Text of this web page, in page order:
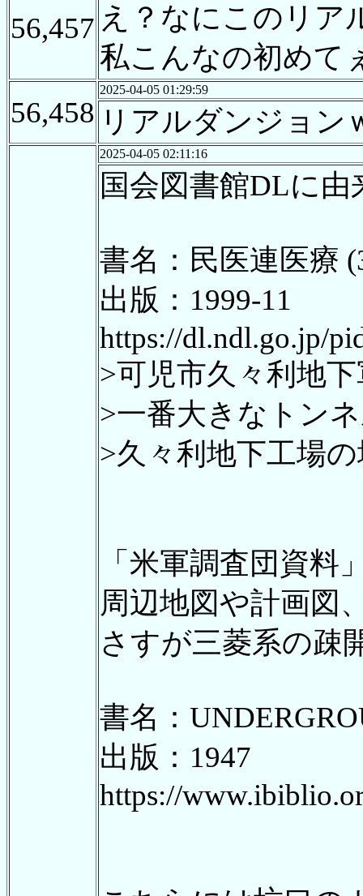
56,457 え？なにこのリア
私こんなの初めて
56,458
2025-04-05 01:29:59
リアルダンジョン
2025-04-05 02:11:16
国会図書館DLに
書名：民医連医療
出版：1999-11
https://dl.ndl.go.jp/
>可児市久々利地
>一番大きなトン
>久々利地下工場
「米軍調査団資
周辺地図や計画図
さすが三菱系の
書名：
出版：1947
https://